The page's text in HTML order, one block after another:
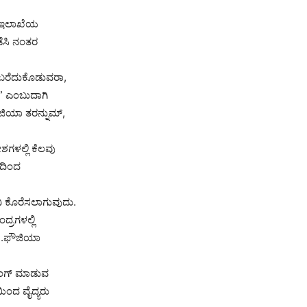
ಇಲಾಖೆಯ
ನಂತರ
ತರನ್ನುಮ್,
ಕೆಲವು
ಬಿ.ಫೌಜಿಯಾ
ಮಾಡುವ
ವೈದ್ಯರು